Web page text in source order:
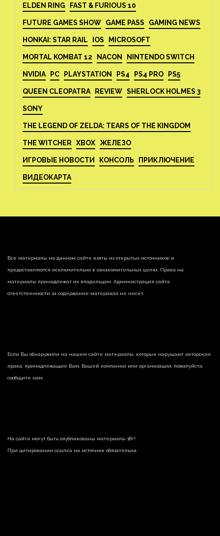
ELDEN RING FAST & FURIOUS 10
FUTURE GAMES SHOW GAME PASS GAMING NEWS
HONKAI: STAR RAIL IOS MICROSOFT
MORTAL KOMBAT 12 NACON NINTENDO SWITCH
NVIDIA PC PLAYSTATION PS4 PS4 PRO PS5
QUEEN CLEOPATRA REVIEW SHERLOCK HOLMES 3
SONY
THE LEGEND OF ZELDA: TEARS OF THE KINGDOM
THE WITCHER XBOX ЖЕЛЕЗО
ИГРОВЫЕ НОВОСТИ КОНСОЛЬ ПРИКЛЮЧЕНИЕ
ВИДЕОКАРТА
Все материалы на данном сайте взяты из открытых источников и
предоставляются исключительно в ознакомительных целях. Права на
материалы принадлежат их владельцам. Администрация сайта
ответственности за содержание материала не несет.
Если Вы обнаружили на нашем сайте материалы, которые нарушают авторские
права, принадлежащие Вам, Вашей компании или организации, пожалуйста,
сообщите нам.
На сайте могут быть опубликованы материалы 18+!
При цитировании ссылка на источник обязательна.